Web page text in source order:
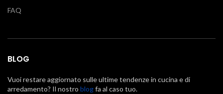
FAQ
BLOG
Vuoi restare aggiornato sulle ultime tendenze in cucina e di
arredamento? Il nostro blogfa al caso tuo.